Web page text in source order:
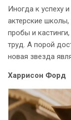
Иногда к успеху
актерские школы,
пробы и
труд. А порой
новая звезда
Харрисон Форд